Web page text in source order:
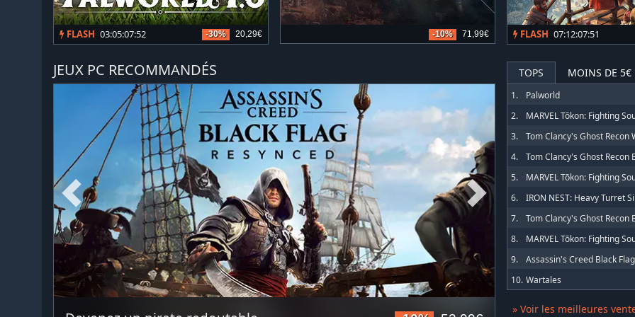
FLASH 03:05:07:49 -30% 20,29€ -10% 71,99€ FLASH 07:12:07:48
JEUX PC RECOMMANDÉS TOPS MOINS DE 5€
1. Palworld
2. MARVEL Tōkon: Fighting
3.
4.
5.
6.
7.
8.
9.
10. Wartales
» Voir les meilleures